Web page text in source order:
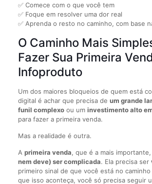
✅ Comece com o que você tem
✅ Foque em resolver uma dor real
✅ Aprenda o resto no caminho, com base
O Caminho Mais
Fazer Sua Primeira
Infoproduto
Um dos maiores bloqueios de quem está
digital é achar que precisa de um grande
funil complexoou um investimento alto
para fazer a primeira venda.
Mas a realidade é outra.
A primeira venda, que é a mais importante,
nem deve) ser complicada. Ela precisa ser
primeiro sinal de que você está no
que isso aconteça, você só precisa seguir